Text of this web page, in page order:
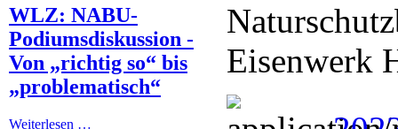
WLZ: NABU-
Podiumsdiskussion -
Von „richtig so“ bis
„problematisch“
Weiterlesen …
Eisenwerk